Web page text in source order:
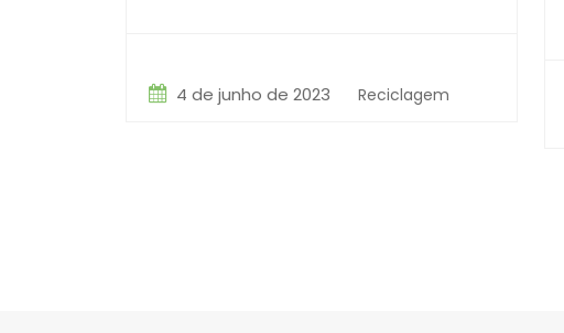
4 de junho de 2023 Reciclagem